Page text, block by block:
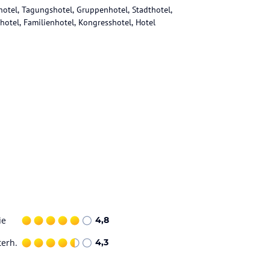
Tagungshotel, Gruppenhotel, Stadthotel,
Familienhotel, Kongresshotel, Hotel
4,8
4,3